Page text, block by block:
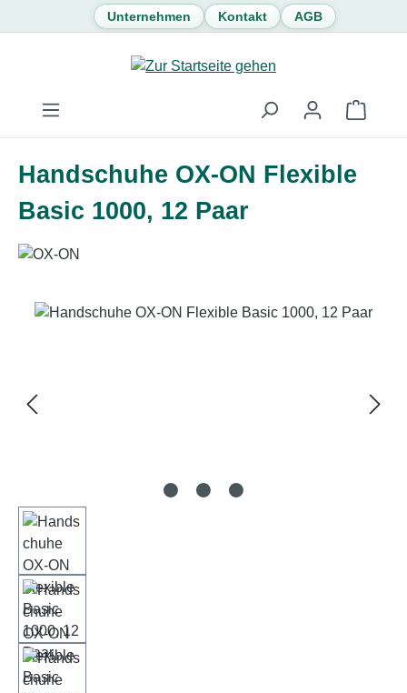
Zum Hauptinhalt springen
Unternehmen Kontakt AGB
Handschuhe OX-ON Flexible
Basic 1000, 12 Paar
Bildergalerie überspringen